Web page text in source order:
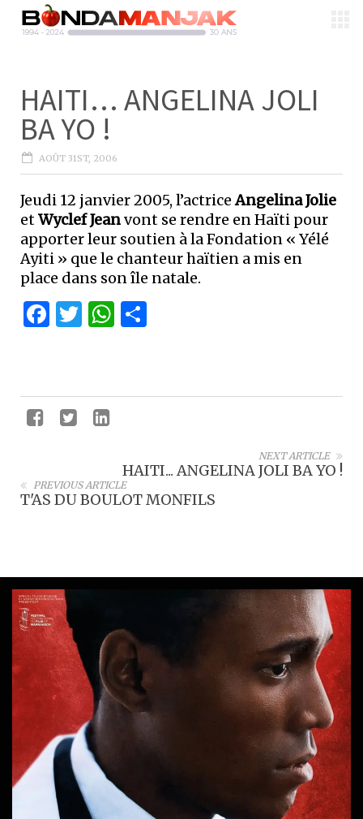
HAITI… ANGELINA JOLI
BA YO !
AOÛT 31ST, 2006
Jeudi 12 janvier 2005, l’actriceAngelina Jolie
etWyclef Jeanvont se rendre en Haïti pour
apporter leur soutien à la Fondation « Yélé
Ayiti » que le chanteur haïtien a mis en
place dans son île natale.
Facebook
Twitter
WhatsApp
NEXT ARTICLE
HAITI... ANGELINA JOLI BA YO !
PREVIOUS ARTICLE
T'AS DU BOULOT MONFILS